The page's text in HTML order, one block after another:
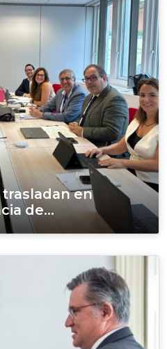
trasladan en
de...